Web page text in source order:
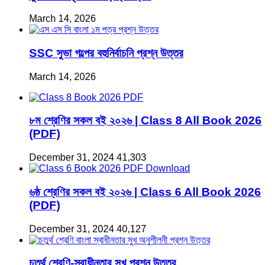
March 14, 2026
SSC সুভা গল্পের বহুনির্বাচনি প্রশ্ন উত্তর
March 14, 2026
৮ম শ্রেণির সকল বই ২০২৬ | Class 8 All Book 2026
(PDF)
December 31, 2024 41,303
৬ষ্ঠ শ্রেণির সকল বই ২০২৬ | Class 6 All Book 2026
(PDF)
December 31, 2024 40,127